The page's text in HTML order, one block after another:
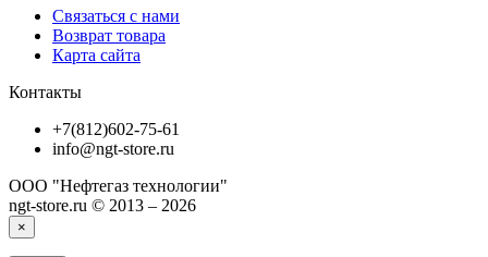
Связаться с нами
Возврат товара
Карта сайта
Контакты
+7(812)602-75-61
info@ngt-store.ru
ООО "Нефтегаз технологии"
ngt-store.ru © 2013 – 2026
×